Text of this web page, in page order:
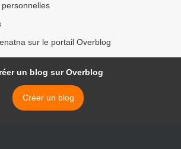
sur le portail Overblog
un blog sur Overblog
Créer un blog